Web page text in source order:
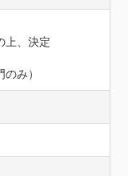
上、決定
み）